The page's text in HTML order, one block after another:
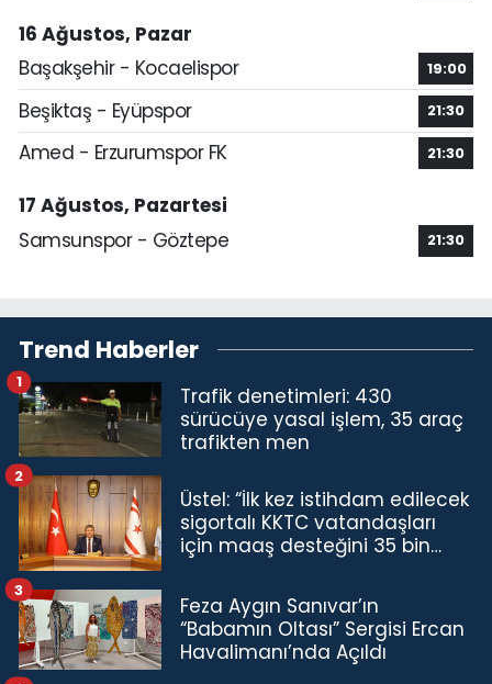
16 Ağustos, Pazar
Başakşehir - Kocaelispor
19:00
Beşiktaş - Eyüpspor 21:30
Amed - Erzurumspor FK 21:30
17 Ağustos, Pazartesi
Samsunspor - Göztepe
21:30
Trend Haberler
Trafik denetimleri: 430
sürücüye yasal işlem, 35 araç
trafikten men
1
Üstel: “İlk kez istihdam edilecek
sigortalı KKTC vatandaşları
için maaş desteğini 35 bin
2
Feza Aygın Sanıvar’ın
“Babamın Oltası” Sergisi Ercan
Havalimanı’nda Açıldı
3